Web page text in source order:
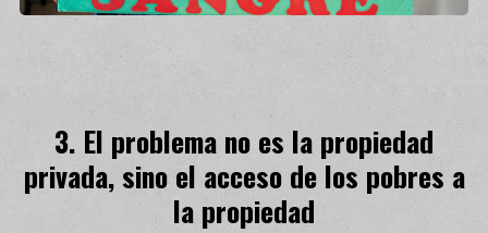
El problema no es la propiedad
privada, sino el acceso de los pobres a
la propiedad